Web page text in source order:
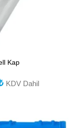
Kap
KDV Dahil